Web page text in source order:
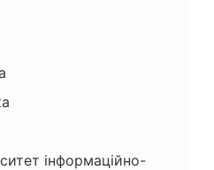
інформаційно-